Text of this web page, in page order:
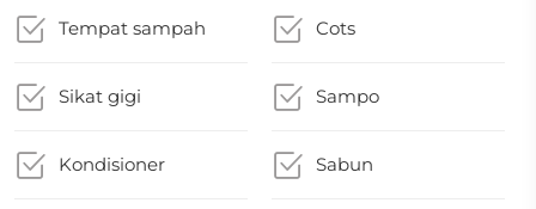
Tempat sampah Cots
Sikat gigi Sampo
Kondisioner Sabun